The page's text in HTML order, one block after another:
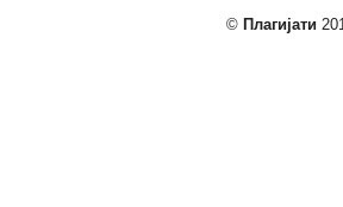
© Плагијати